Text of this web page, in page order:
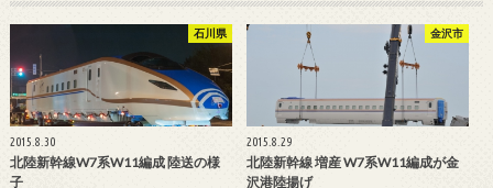
石川県
2015.8.30
北陸新幹線W7系W11編成 陸送の様
子
金沢市
2015.8.29
北陸新幹線 増産 W7系W11編成が金
沢港陸揚げ